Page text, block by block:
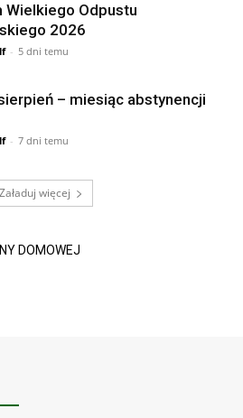
Wielkiego Odpustu
2026
- 5 dni temu
– miesiąc abstynencji
- 7 dni temu
Załaduj więcej
DOMOWEJ